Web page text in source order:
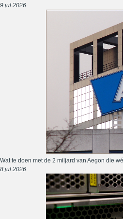
9 jul 2026
Wat te doen met de 2 miljard van Aegon die
8 jul 2026